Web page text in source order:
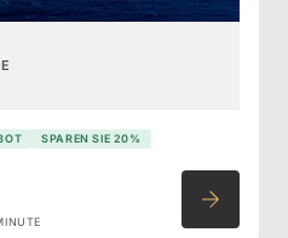
SPAREN SIE 20%